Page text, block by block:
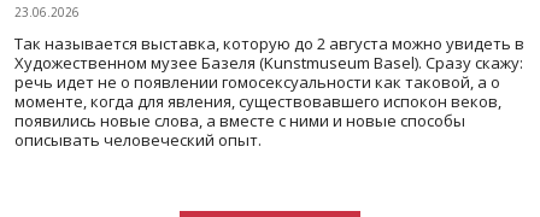
23.06.2026
Так называется выставка, которую до 2 августа можно увидеть в
Художественном музее Базеля (Kunstmuseum Basel). Сразу скажу:
речь идет не о появлении гомосексуальности как таковой, а о
моменте, когда для явления, существовавшего испокон веков,
появились новые слова, а вместе с ними и новые способы
описывать человеческий опыт.